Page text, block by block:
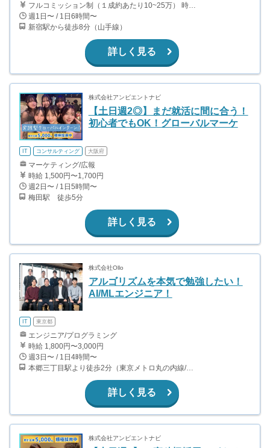
フルコミッション制（１成約あたり10~25万） 時給換算で（2000円〜2500円）程度が目安となります。 月100万を稼ぐ学生多数在籍しています。 ■収入例 〇入社1か月目（早稲田大学2年生） 役職：アポインター 月間1契約×10万円＝10万円 ＋交通費 〇入社3か月目（明治大学2年生） 役職：アポインター 月間2契約×13万円＝26万円 ＋交通費 〇入社6か月目（慶應義塾大学3年生） 役職：アポインター 月間5契約×15万円＝75万円 ＋交通費 〇入社15か月目（東京大学3年生） 役職：クローザー 月間3契約×25万=75万円 ＋交通費 交通費支給あり
週1日〜 / 1日6時間〜
新宿駅から徒歩8分（山手線）
詳しく見る
株式会社アンビエントナビ
【土日週2◎】まだ就活に間に合う！
初心者でもOK！グローバルマーケ
IT コンサルティング 大阪府
マーケティング/広報
時給 1,500円〜1,700円
週2日〜 / 1日5時間〜
梅田駅 徒歩5分
詳しく見る
株式会社Ollo
アルゴリズムを本気で勉強したい！
AI/MLエンジニア！
IT 東京都
エンジニア/プログラミング
時給 1,800円〜3,000円
週3日〜 / 1日4時間〜
本郷三丁目駅より徒歩2分（東京メトロ丸の内線/都営地下鉄大江戸線）
詳しく見る
株式会社アンビエントナビ